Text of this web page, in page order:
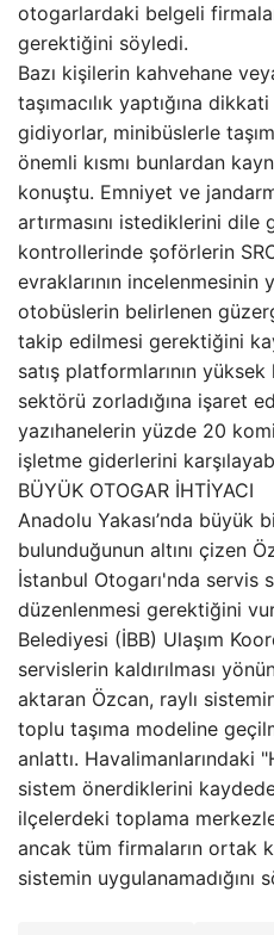
otogarlardaki belgeli
gerektiğini söyledi.
Bazı kişilerin kahvehane
taşımacılık yaptığına
gidiyorlar, minibüslerle
önemli kısmı bunlardan
konuştu. Emniyet ve
artırmasını istediklerini
kontrollerinde şoförlerin
evraklarının incelenmesinin
otobüslerin belirlenen
takip edilmesi gerektiğini
satış platformlarının
sektörü zorladığına işaret
yazıhanelerin yüzde 20
işletme giderlerini
BÜYÜK OTOGAR İHTİYACI
Anadolu Yakası’nda büyük
bulunduğunun altını çizen
İstanbul Otogarı'nda servis
düzenlenmesi gerektiğini
Belediyesi (İBB) Ulaşım
servislerin kaldırılması
aktaran Özcan, raylı
toplu taşıma modeline
anlattı. Havalimanlarındaki
sistem önerdiklerini
ilçelerdeki toplama
ancak tüm firmaların ortak
sistemin uygulanamadığını